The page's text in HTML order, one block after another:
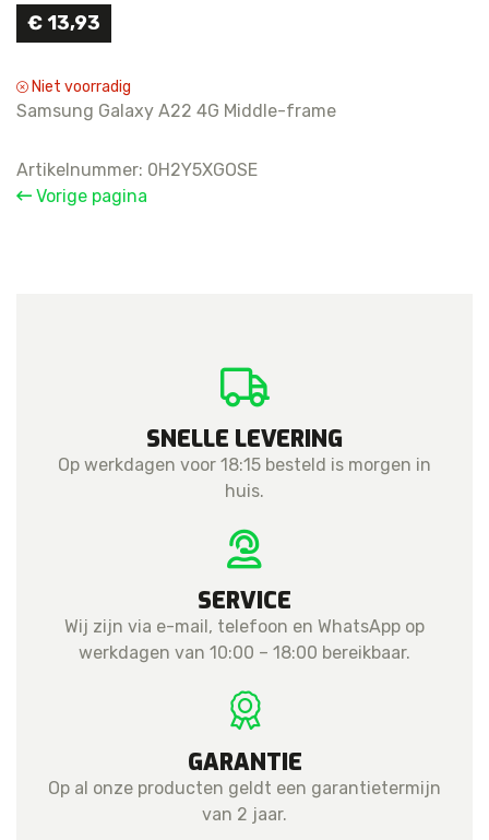
€ 13,93
Niet voorradig
Samsung Galaxy A22 4G Middle-frame
Artikelnummer: 0H2Y5XGOSE
Vorige pagina
SNELLE LEVERING
Op werkdagen voor 18:15 besteld is morgen in
huis.
SERVICE
Wij zijn via e-mail, telefoon en WhatsApp op
werkdagen van 10:00 – 18:00 bereikbaar.
GARANTIE
Op al onze producten geldt een garantietermijn
van 2 jaar.